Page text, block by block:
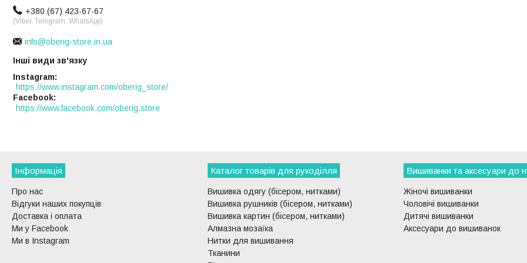
+380 (67) 423-67-67
(Viber, Telegram, WhatsApp)
info@oberig-store.in.ua
Інші види зв'язку
Instagram
https://www.instagram.com/oberig_store/
Facebook
https://www.facebook.com/oberig.store
Інформація
Про нас
Відгуки наших покупців
Доставка і оплата
Ми у Facebook
Ми в Instagram
Каталог товарів для рукоділля
Вишивка одягу (бісером, нитками)
Вишивка рушників (бісером, нитками)
Вишивка картин (бісером, нитками)
Алмазна мозаїка
Нитки для вишивання
Тканини
Вишиванки та аксесуари до
Жіночі вишиванки
Чоловічі вишиванки
Дитячі вишиванки
Аксесуари до вишиванок